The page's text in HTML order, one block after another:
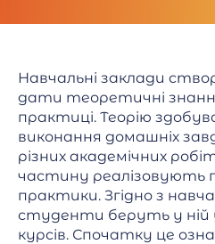
Навчальні заклади
дати теоретичні
практиці. Теорію
виконання домашніх
різних академічних
частину реалізовують
практики. Згідно з
студенти беруть у ній
курсів. Спочатку це